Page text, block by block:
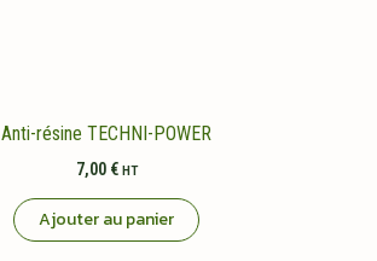
Anti-résine TECHNI-POWER
7,00 € HT
Ajouter au panier